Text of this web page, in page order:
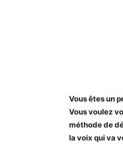
Vous êtes un
Vous voulez
méthode de
la voix qui va